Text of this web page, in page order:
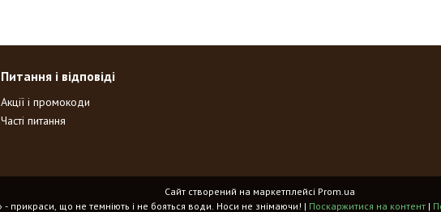
Питання і відповіді
Акції і промокоди
Часті питання
Сайт створений на маркетплейсі Prom.ua
«Spikes» - прикраси, що не темніють і не бояться води. Носи не знімаючи! | Поскаржитися на контент |